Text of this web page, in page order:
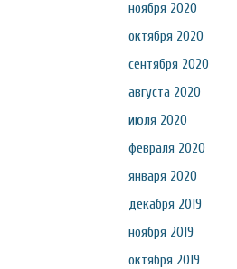
ноября 2020
октября 2020
сентября 2020
августа 2020
июля 2020
февраля 2020
января 2020
декабря 2019
ноября 2019
октября 2019